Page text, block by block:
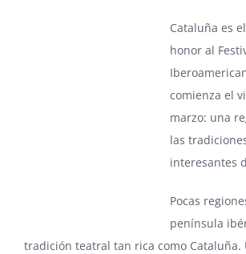
Cataluña es
honor al
comienza el
marzo: una
las
interesantes
Pocas
península
tradición teatral tan rica como Cataluña.